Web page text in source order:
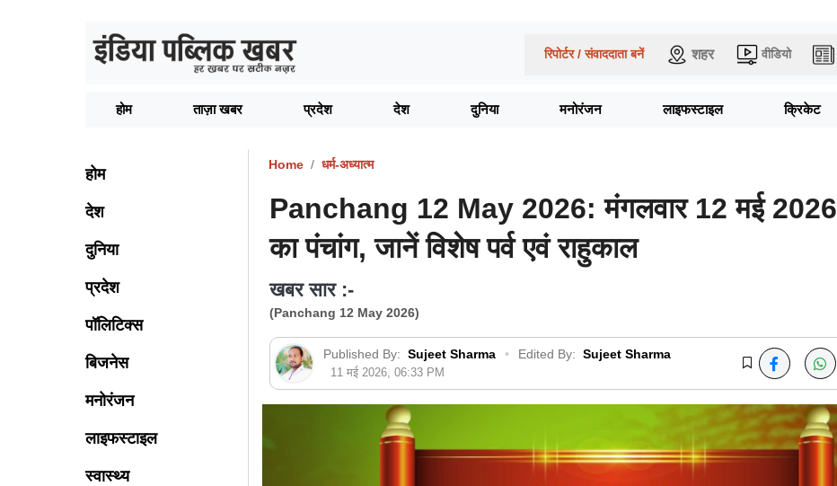
रिपोर्टर / संवाददाता बनें शहर वीडियो
होम ताज़ा खबर प्रदेश देश दुनिया मनोरंजन लाइफस्टाइल क्रिकेट
होम
देश
दुनिया
प्रदेश
पॉलिटिक्स
बिजनेस
मनोरंजन
लाइफस्टाइल
स्वास्थ्य
Home धर्म-अध्यात्म
Panchang 12 May 2026: मंगलवार 12 मई 2026
का पंचांग, जानें विशेष पर्व एवं राहुकाल
खबर सार :-
(Panchang 12 May 2026)
Published By: Sujeet Sharma • Edited By: Sujeet Sharma
11 मई 2026, 06:33 PM